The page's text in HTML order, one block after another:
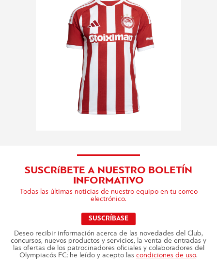
SUSCRíBETE A NUESTRO BOLETÍN
INFORMATIVO
Todas las últimas noticias de nuestro equipo en tu correo
electrónico.
SUSCRÍBASE
Deseo recibir información acerca de las novedades del Club,
concursos, nuevos productos y servicios, la venta de entradas y
las ofertas de los patrocinadores oficiales y colaboradores del
Olympiacós FC; he leído y acepto las condiciones de uso.